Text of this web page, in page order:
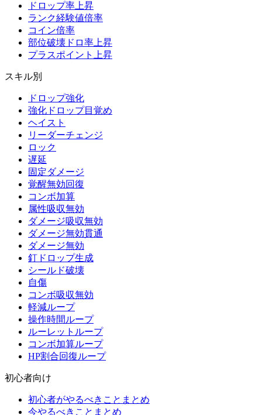
ドロップ率上昇
ランク経験値倍率
コイン倍率
部位破壊ドロ率上昇
プラスポイント上昇
スキル別
ドロップ強化
強化ドロップ目覚め
ヘイスト
リーダーチェンジ
ロック
遅延
固定ダメージ
覚醒無効回復
コンボ加算
属性吸収無効
ダメージ吸収無効
ダメージ無効貫通
ダメージ無効
釘ドロップ生成
シールド破壊
自傷
コンボ吸収無効
軽減ループ
操作時間ループ
ルーレットループ
コンボ加算ループ
HP割合回復ループ
初心者向け
初心者がやるべきことまとめ
今やるべきことまとめ